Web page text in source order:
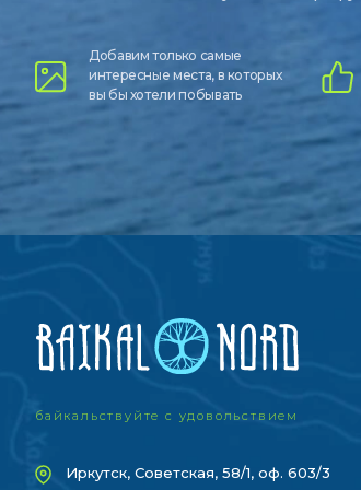
Добавим только самые
интересные места, в которых
вы бы хотели побывать
байкальствуйте с удовольствием
Иркутск, Советская, 58/1, оф. 603/3